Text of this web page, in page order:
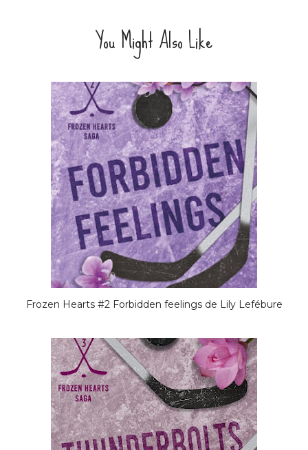
You Might Also Like
Frozen Hearts #2 Forbidden feelings de Lily Lefébure